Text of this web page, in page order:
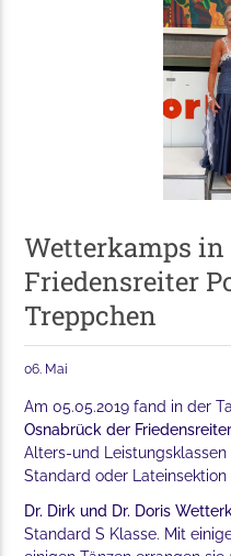
Wetterkamps
Friedensreiter
Treppchen
06. Mai
Am 05.05.2019 fand in der
Osnabrück der
Alters-und
Standard oder
Dr. Dirk und Dr. Doris
Standard S Klasse. Mit